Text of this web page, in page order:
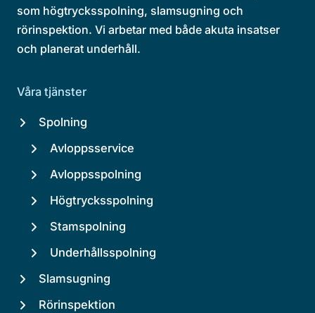
som högtrycksspolning, slamsugning och
rörinspektion. Vi arbetar med både akuta insatser
och planerat underhåll.
Våra tjänster
Spolning
Avloppsservice
Avloppsspolning
Högtrycksspolning
Stamspolning
Underhållsspolning
Slamsugning
Rörinspektion